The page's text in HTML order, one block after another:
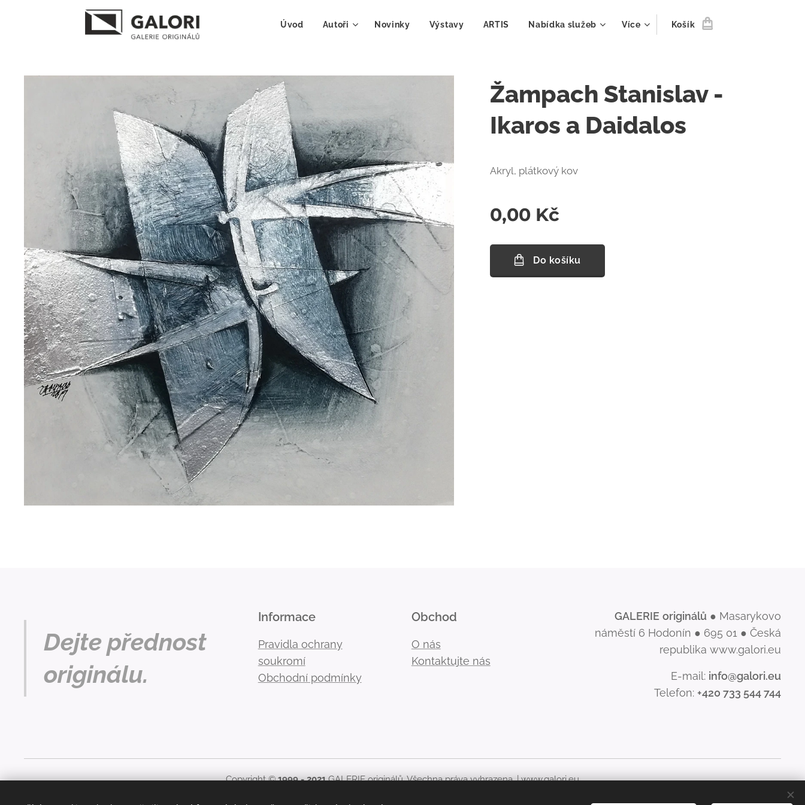
Úvod Autoři Novinky Výstavy ARTIS Nabídka služeb Více Košík
Žampach Stanislav -
Ikaros a Daidalos
Akryl, plátkový kov
0,00 Kč
Do košíku
Dejte přednost
originálu.
Informace
Pravidla ochrany
soukromí
Obchodní podmínky
Obchod
O nás
Kontaktujte nás
GALERIE originálů● Masarykovo
náměstí 6 Hodonín ● 695 01 ● Česká
republika www.galori.eu
E-mail: info@galori.eu
Telefon: +420 733 544 744
Copyright ©1999 - 2021GALERIE originálů. Všechna práva vyhrazena. |www.galori.eu